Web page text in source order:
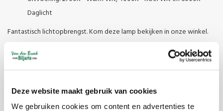
Deze website maakt gebruik van cookies
We gebruiken cookies om content en advertenties te
Daglicht
Fantastisch lichtopbrengst. Kom deze lamp bekijken in onze winkel.
Reviews
piet van der loo